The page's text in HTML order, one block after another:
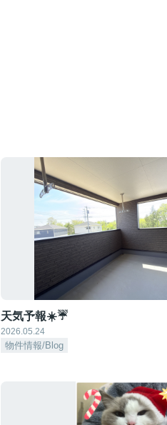
天気予報☀️☔
2026.05.24
物件情報/Blog